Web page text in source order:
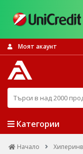
Моят акаунт
Търси в над 2000
Категории
Начало